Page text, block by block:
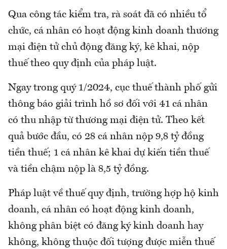
Qua công tác kiểm tra, rà soát đã có nhiều tổ
chức, cá nhân có hoạt động kinh doanh thương
mại điện tử chủ động đăng ký, kê khai, nộp
thuế theo quy định của pháp luật.
Ngay trong quý 1/2024, cục thuế thành phố gửi
thông báo giải trình hồ sơ đối với 41 cá nhân
có thu nhập từ thương mại điện tử. Theo kết
quả bước đầu, có 28 cá nhân nộp 9,8 tỷ đồng
tiền thuế; 1 cá nhân kê khai dự kiến tiền thuế
và tiền chậm nộp là 8,5 tỷ đồng.
Pháp luật về thuế quy định, trường hợp hộ kinh
doanh, cá nhân có hoạt động kinh doanh,
không phân biệt có đăng ký kinh doanh hay
không, không thuộc đối tượng được miễn thuế